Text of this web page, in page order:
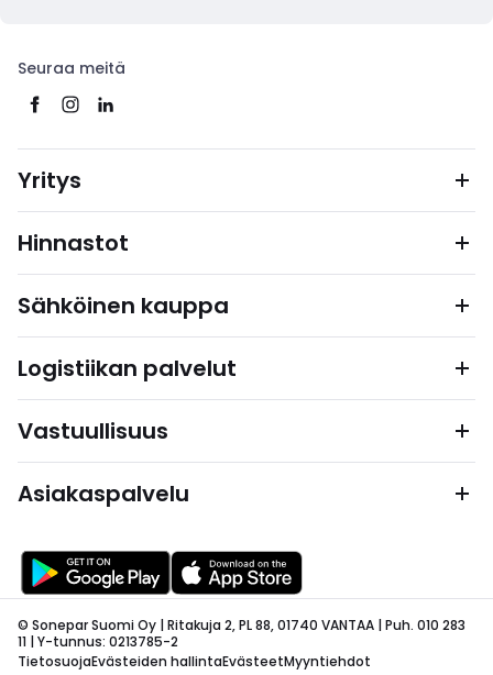
Seuraa meitä
Yritys
Hinnastot
Sähköinen kauppa
Logistiikan palvelut
Vastuullisuus
Asiakaspalvelu
© Sonepar Suomi Oy | Ritakuja 2, PL 88, 01740 VANTAA | Puh. 010 283
11 | Y-tunnus: 0213785-2
TietosuojaEvästeiden hallintaEvästeetMyyntiehdot